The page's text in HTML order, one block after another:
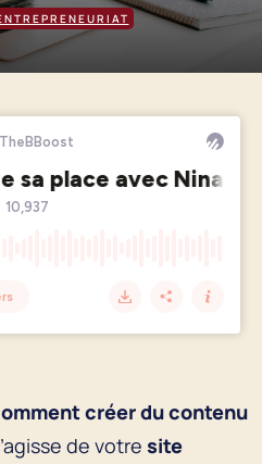
créer du contenu
de votre site